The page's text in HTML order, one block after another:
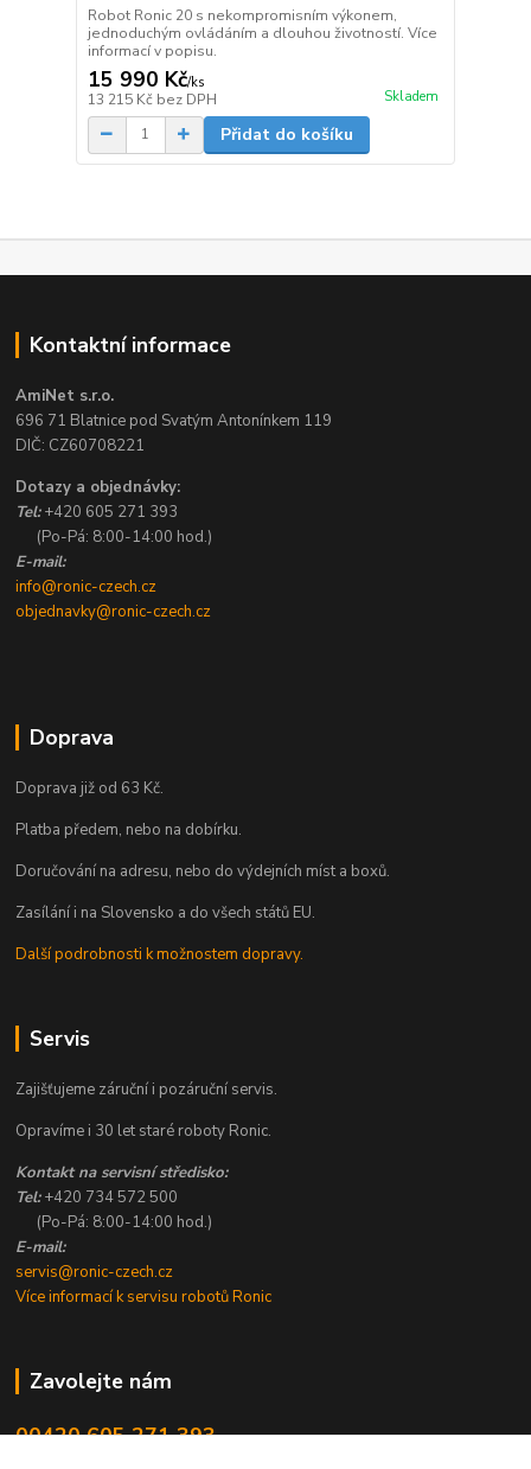
Robot Ronic 20 s nekompromisním výkonem,
jednoduchým ovládáním a dlouhou životností. Více
informací v popisu.
15 990 Kč/ks
13 215 Kč bez DPH Skladem
Přidat do košíku
Kontaktní informace
AmiNet s.r.o.
696 71 Blatnice pod Svatým Antonínkem 119
DIČ: CZ60708221
Dotazy a objednávky:
Tel:+420 605 271 393
(Po-Pá: 8:00-14:00 hod.)
E-mail:
info@ronic-czech.cz
objednavky@ronic-czech.cz
Doprava
Doprava již od 63 Kč.
Platba předem, nebo na dobírku.
Doručování na adresu, nebo do výdejních míst a boxů.
Zasílání i na Slovensko a do všech států EU.
Další podrobnosti k možnostem dopravy.
Servis
Zajišťujeme záruční i pozáruční servis.
Opravíme i 30 let staré roboty Ronic.
Kontakt na servisní středisko:
Tel:+420 734 572 500
(Po-Pá: 8:00-14:00 hod.)
E-mail:
servis@ronic-czech.cz
Více informací k servisu robotů Ronic
Zavolejte nám
00420 605 271 393